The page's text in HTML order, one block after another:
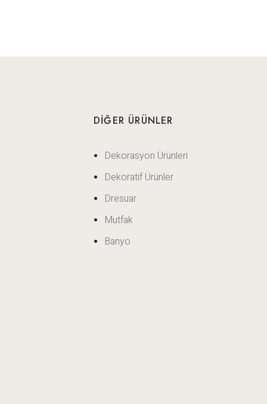
DIĞER ÜRÜNLER
Dekorasyon Ürünleri
Dekoratif Ürünler
Dresuar
Mutfak
Banyo